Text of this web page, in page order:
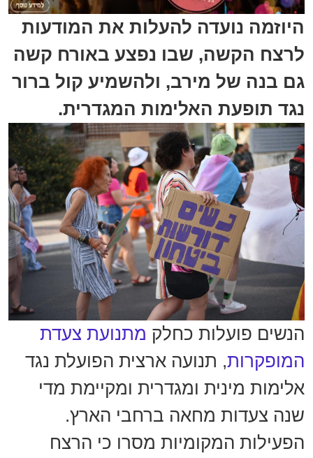
היוזמה נועדה להעלות את המודעות
לרצח הקשה, שבו נפצע באורח קשה
גם בנה של מירב, ולהשמיע קול ברור
נגד תופעת האלימות המגדרית.
הנשים פועלות כחלק מתנועת צעדת
המופקרות, תנועה ארצית הפועלת נגד
אלימות מינית ומגדרית ומקיימת מדי
שנה צעדות מחאה ברחבי הארץ.
הפעילות המקומיות מסרו כי הרצח